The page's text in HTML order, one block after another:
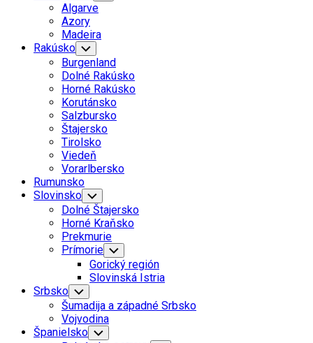
Child
Menu
Algarve
Azory
Madeira
Rakúsko Toggle
Child
Menu
Burgenland
Dolné Rakúsko
Horné Rakúsko
Korutánsko
Salzbursko
Štajersko
Tirolsko
Viedeň
Vorarlbersko
Rumunsko
Slovinsko Toggle
Child
Menu
Dolné Štajersko
Horné Kraňsko
Prekmurie
Prímorie Toggle
Child
Menu
Gorický región
Slovinská Istria
Srbsko Toggle
Child
Menu
Šumadija a západné Srbsko
Vojvodina
Španielsko Toggle